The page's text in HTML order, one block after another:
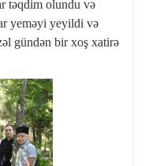
təqdim olundu və
yeməyi yeyildi və
gündən bir xoş xatirə